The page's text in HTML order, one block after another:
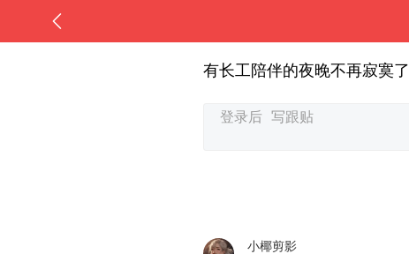
有长工陪伴的夜晚不再寂寞了
小椰剪影